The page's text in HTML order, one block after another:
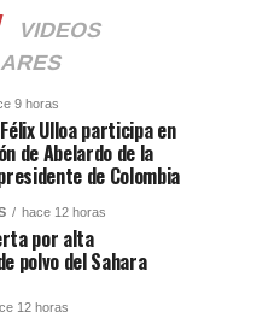
VIDEOS
9 horas
Ulloa participa en
de Abelardo de la
de Colombia
hace 12 horas
por alta
polvo del Sahara
12 horas